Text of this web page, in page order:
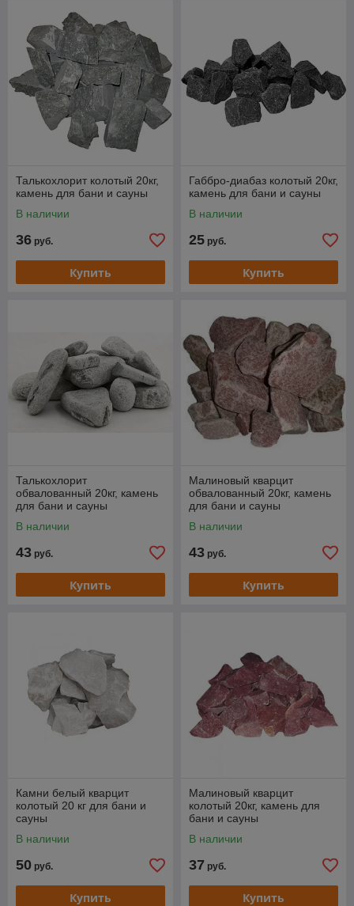
Талькохлорит колотый 20кг,
камень для бани и сауны
В наличии
36 руб.
Купить
Габбро-диабаз колотый 20кг,
камень для бани и сауны
В наличии
25 руб.
Купить
Талькохлорит
обвалованный 20кг, камень
для бани и сауны
В наличии
43 руб.
Купить
Малиновый кварцит
обвалованный 20кг, камень
для бани и сауны
В наличии
43 руб.
Купить
Камни белый кварцит
колотый 20 кг для бани и
сауны
В наличии
50 руб.
Купить
Малиновый кварцит
колотый 20кг, камень для
бани и сауны
В наличии
37 руб.
Купить